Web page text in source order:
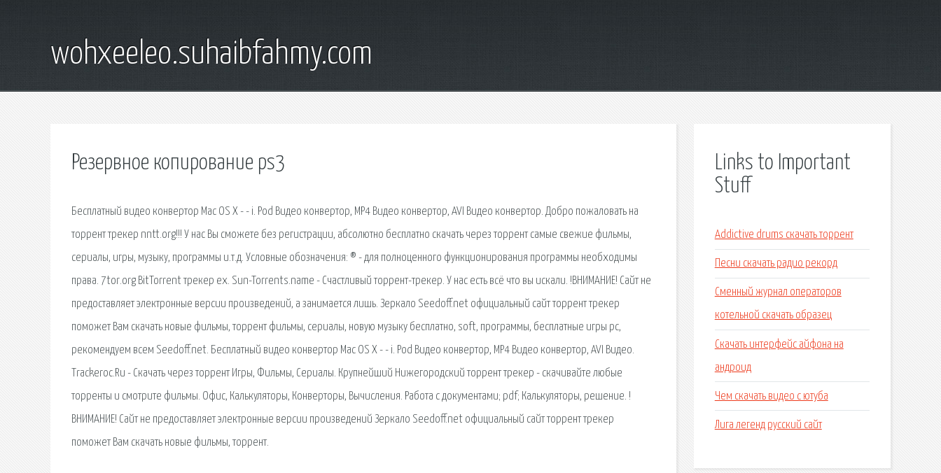
wohxeeleo.suhaibfahmy.com
Резервное копирование ps3
Бесплатный видео конвертор Mac OS X - - i. Pod Видео конвертор, MP4 Видео конвертор, AVI Видео конвертор. Добро пожаловать на
торрент трекер nntt.org!!! У нас Вы сможете без регистрации, абсолютно бесплатно скачать через торрент самые свежие фильмы,
сериалы, игры, музыку, программы и.т.д. Условные обозначения: ® - для полноценного функционирования программы необходимы
права. 7tor.org BitTorrent трекер ex. Sun-Torrents.name - Счастливый торрент-трекер. У нас есть всё что вы искали. !ВНИМАНИЕ! Сайт не
предоставляет электронные версии произведений, а занимается лишь. Зеркало Seedoff.net официальный сайт торрент трекер
поможет Вам скачать новые фильмы, торрент фильмы, сериалы, новую музыку бесплатно, soft, программы, бесплатные игры pc,
рекомендуем всем Seedoff.net. Бесплатный видео конвертор Mac OS X - - i. Pod Видео конвертор, MP4 Видео конвертор, AVI Видео.
Trackeroc.Ru - Скачать через торрент Игры, Фильмы, Сериалы. Крупнейший Нижегородский торрент трекер - скачивайте любые
торренты и смотрите фильмы. Офис, Калькуляторы, Конверторы, Вычисления. Работа с документами; pdf; Калькуляторы, решение. !
ВНИМАНИЕ! Сайт не предоставляет электронные версии произведений Зеркало Seedoff.net официальный сайт торрент трекер
поможет Вам скачать новые фильмы, торрент.
Links to Important
Stuff
Addictive drums скачать торрент
Песни скачать радио рекорд
Сменный журнал операторов
котельной скачать образец
Скачать интерфейс айфона на
андроид
Чем скачать видео с ютуба
Лига легенд русский сайт